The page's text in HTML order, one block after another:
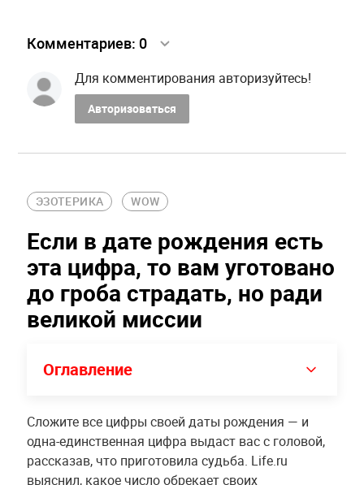
Комментариев: 0
Для комментирования авторизуйтесь!
Авторизоваться
ЭЗОТЕРИКА WOW
Если в дате рождения есть
эта цифра, то вам уготовано
до гроба страдать, но ради
великой миссии
Оглавление
Сложите все цифры своей даты рождения — и
одна-единственная цифра выдаст вас с головой,
рассказав, что приготовила судьба. Life.ru
выяснил, какое число обрекает своих